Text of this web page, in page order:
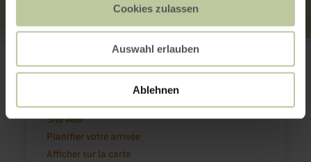
Cookies zulassen
Auswahl erlauben
Ablehnen
GesundLand Vulkaneifel GmbH
54550 Daun
(0049) 6592 951370
Site web
Planifier votre arrivée
Afficher sur la carte